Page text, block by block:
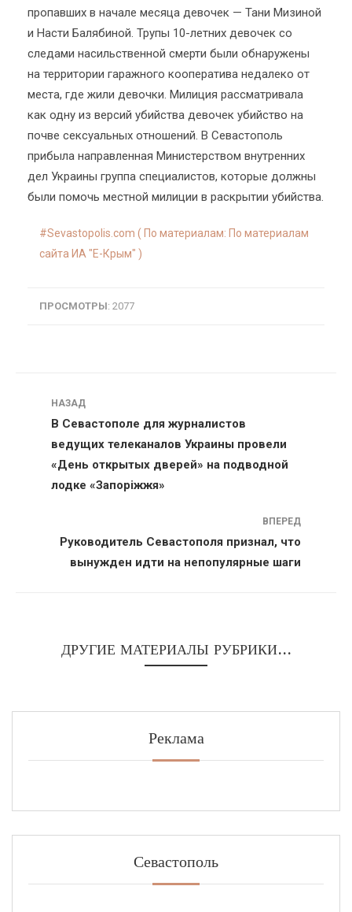
пропавших в начале месяца девочек — Тани Мизиной
и Насти Балябиной. Трупы 10-летних девочек со
следами насильственной смерти были обнаружены
на территории гаражного кооператива недалеко от
места, где жили девочки. Милиция рассматривала
как одну из версий убийства девочек убийство на
почве сексуальных отношений. В Севастополь
прибыла направленная Министерством внутренних
дел Украины группа специалистов, которые должны
были помочь местной милиции в раскрытии убийства.
Sevastopolis.com ( По материалам: По материалам
сайта ИА "E-Крым" )
ПРОСМОТРЫ: 2077
Навигация
НАЗАД
В Севастополе для журналистов
ведущих телеканалов Украины провели
«День открытых дверей» на подводной
лодке «Запоріжжя»
ВПЕРЕД
Руководитель Севастополя признал, что
вынужден идти на непопулярные шаги
ДРУГИЕ МАТЕРИАЛЫ РУБРИКИ...
Реклама
Севастополь